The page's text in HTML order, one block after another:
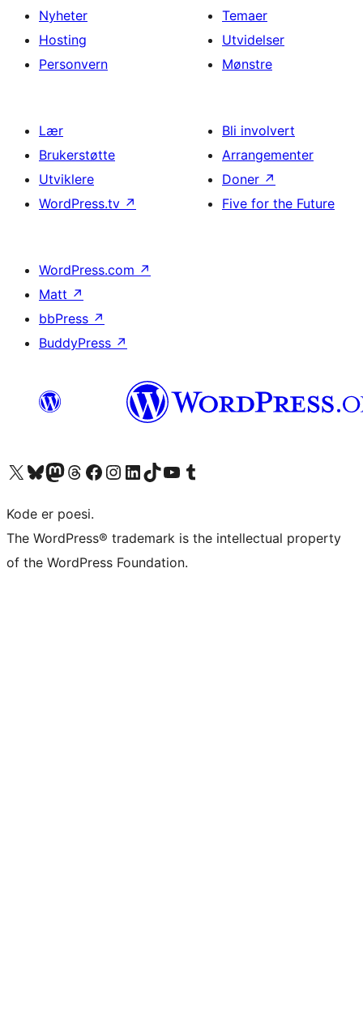
Nyheter
Hosting
Personvern
Temaer
Utvidelser
Mønstre
Lær
Brukerstøtte
Utviklere
WordPress.tv ↗
Bli involvert
Arrangementer
Doner ↗
Five for the Future
WordPress.com ↗
Matt ↗
bbPress ↗
BuddyPress ↗
Besøk vår konto på X Visit our Bluesky account
Besøk vår Mastodon-konto
Visit our Threads account
Besøk vår Facebook-sideBesøk vår Instagram-konto
Besøk vår LinkedIn-konto
Visit our TikTok account
Visit our YouTube channel
Visit our Tumblr account
Kode er poesi.
The WordPress® trademark is the intellectual property
of the WordPress Foundation.